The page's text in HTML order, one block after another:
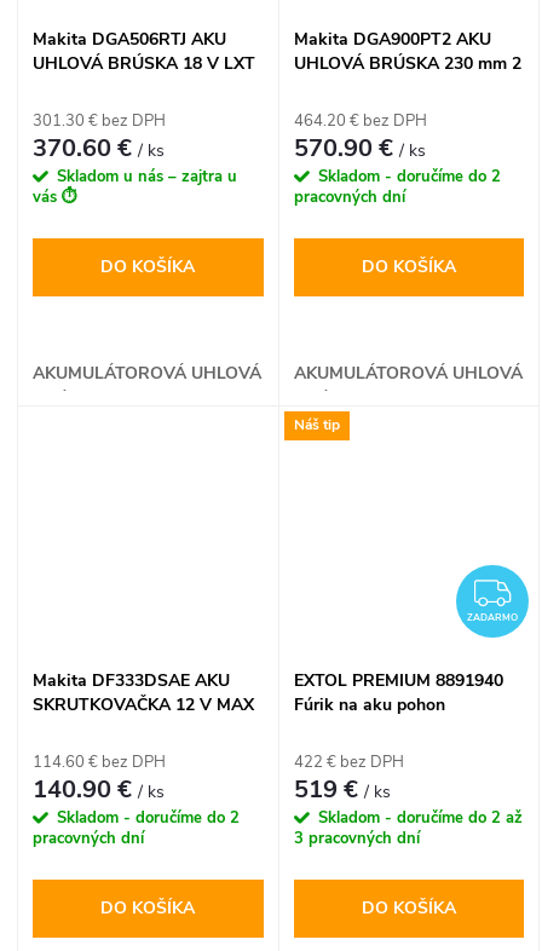
Makita DGA506RTJ AKU
UHLOVÁ BRÚSKA 18 V LXT
301.30 € bez DPH
370.60 €/ ks
Skladom u nás – zajtra u
vás ⏱️
DO KOŠÍKA
AKUMULÁTOROVÁ UHLOVÁ
Makita DGA900PT2 AKU
UHLOVÁ BRÚSKA 230 mm 2
464.20 € bez DPH
570.90 €/ ks
Skladom - doručíme do 2
pracovných dní
DO KOŠÍKA
AKUMULÁTOROVÁ UHLOVÁ
Makita DF333DSAE AKU
SKRUTKOVAČKA 12 V MAX
114.60 € bez DPH
140.90 €/ ks
Skladom - doručíme do 2
pracovných dní
DO KOŠÍKA
Náš tip
ZADARMO
EXTOL PREMIUM 8891940
Fúrik na aku pohon
150kg
422 € bez DPH
519 €/ ks
Skladom - doručíme do 2 až
3 pracovných dní
DO KOŠÍKA